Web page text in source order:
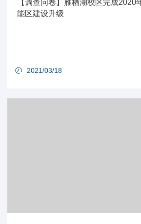
【调查问卷】雁栖湖校区完成2020
能区建设升级
2021/03/18